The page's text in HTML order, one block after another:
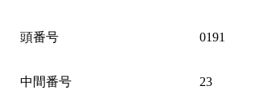
頭番号 0191
中間番号 23